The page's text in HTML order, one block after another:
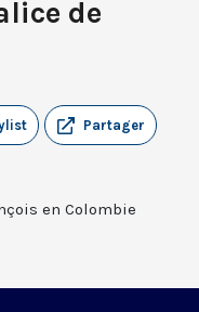
de
Partager
en Colombie